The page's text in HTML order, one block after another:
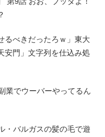
るべきだったろｗ」東大
安門」文字列を仕込み処
業でウーバーやってるん
・バルガスの髪の毛で遊